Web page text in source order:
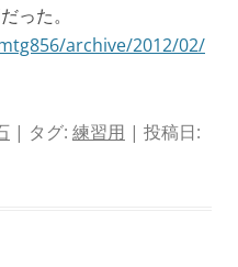
った。
archive/2012/02/
| タグ: 練習用 | 投稿日: